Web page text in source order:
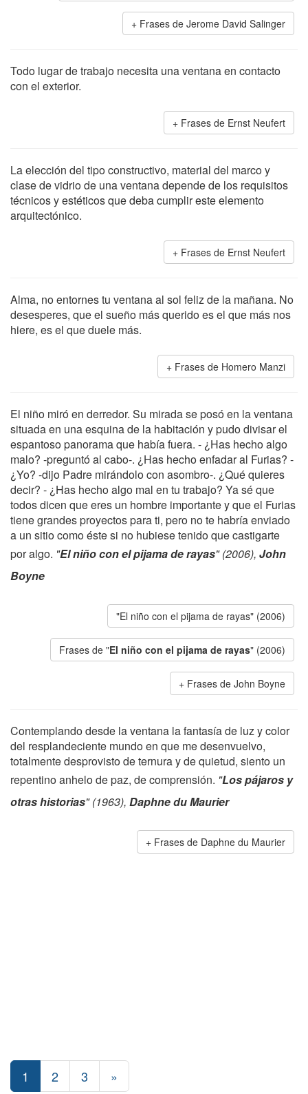
Frases de Jerome David Salinger
Todo lugar de trabajo necesita una ventana en contacto
con el exterior.
Frases de Ernst Neufert
La elección del tipo constructivo, material del marco y
clase de vidrio de una ventana depende de los requisitos
técnicos y estéticos que deba cumplir este elemento
arquitectónico.
Frases de Ernst Neufert
Alma, no entornes tu ventana al sol feliz de la mañana. No
desesperes, que el sueño más querido es el que más nos
hiere, es el que duele más.
Frases de Homero Manzi
El niño miró en derredor. Su mirada se posó en la ventana
situada en una esquina de la habitación y pudo divisar el
espantoso panorama que había fuera. - ¿Has hecho algo
malo? -preguntó al cabo-. ¿Has hecho enfadar al Furias? -
¿Yo? -dijo Padre mirándolo con asombro-. ¿Qué quieres
decir? - ¿Has hecho algo mal en tu trabajo? Ya sé que
todos dicen que eres un hombre importante y que el Furias
tiene grandes proyectos para ti, pero no te habría enviado
a un sitio como éste si no hubiese tenido que castigarte
por algo. "El niño con el pijama de rayas" (2006), John
Boyne
"El niño con el pijama de rayas" (2006)
Frases de "El niño con el pijama de rayas" (2006)
Frases de John Boyne
Contemplando desde la ventana la fantasía de luz y color
del resplandeciente mundo en que me desenvuelvo,
totalmente desprovisto de ternura y de quietud, siento un
repentino anhelo de paz, de comprensión. "Los pájaros y
otras historias" (1963), Daphne du Maurier
Frases de Daphne du Maurier
1 2 3 »